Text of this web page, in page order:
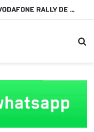
MAGAZINE RALIS ONLINE / VODAFONE RALLY DE PORTUGAL 2026